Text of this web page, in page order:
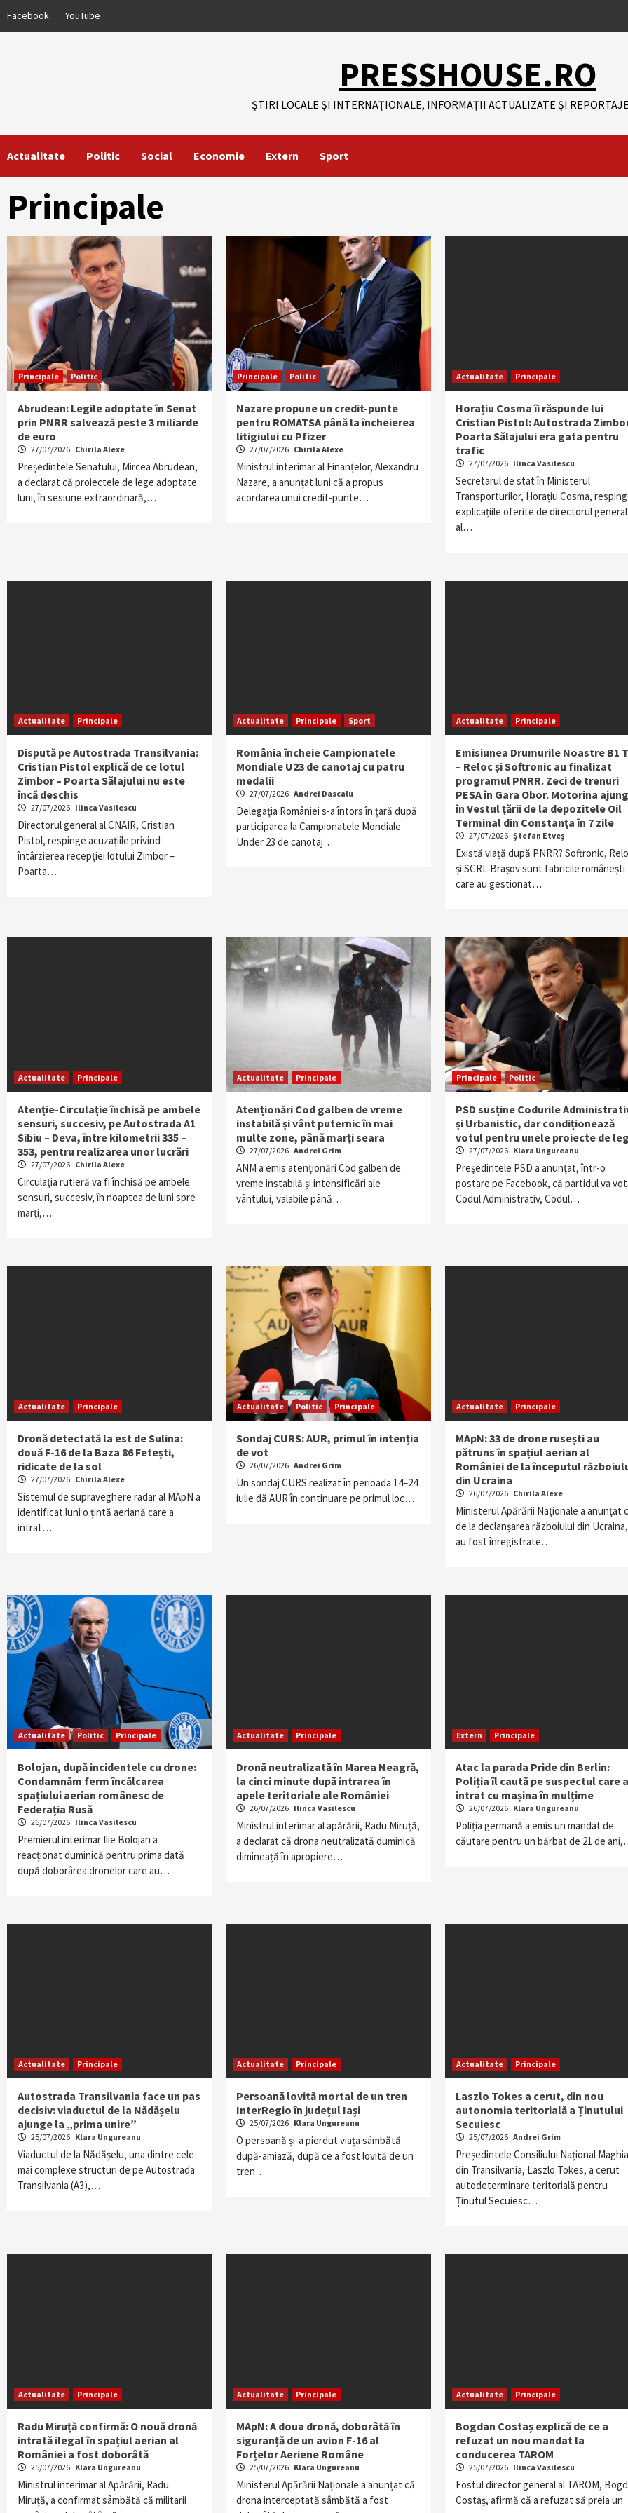
Facebook YouTube
PRESSHOUSE.RO
ȘTIRI LOCALE ȘI INTERNAȚIONALE, INFORMAȚII ACTUALIZATE ȘI
Actualitate Politic Social Economie Extern Sport
Principale
Principale Politic
Abrudean: Legile adoptate în Senat
prin PNRR salvează peste 3 miliarde
de euro
27/07/2026 Chirila Alexe
Președintele Senatului, Mircea Abrudean,
a declarat că proiectele de lege adoptate
luni, în sesiune extraordinară,…
Principale Politic
Nazare propune un credit-punte
pentru ROMATSA până la încheierea
litigiului cu Pfizer
27/07/2026 Chirila Alexe
Ministrul interimar al Finanțelor, Alexandru
Nazare, a anunțat luni că a propus
acordarea unui credit-punte…
Actualitate Principale
Horațiu Cosma îi răspunde lui
Cristian Pistol: Autostrada
Poarta Sălajului era gata pentru
trafic
27/07/2026 Ilinca Vasilescu
Secretarul de stat în Ministerul
Transporturilor, Horațiu Cosma,
explicațiile oferite de directorul general
al…
Actualitate Principale
Dispută pe Autostrada Transilvania:
Cristian Pistol explică de ce lotul
Zimbor – Poarta Sălajului nu este
încă deschis
27/07/2026 Ilinca Vasilescu
Directorul general al CNAIR, Cristian
Pistol, respinge acuzațiile privind
întârzierea recepției lotului Zimbor –
Poarta…
Actualitate Principale Sport
România încheie Campionatele
Mondiale U23 de canotaj cu patru
medalii
27/07/2026 Andrei Dascalu
Delegația României s-a întors în țară după
participarea la Campionatele Mondiale
Under 23 de canotaj…
Actualitate Principale
Emisiunea Drumurile Noastre B1
– Reloc și Softronic au finalizat
programul PNRR. Zeci de trenuri
PESA în Gara Obor. Motorina
în Vestul țării de la depozitele Oil
Terminal din Constanța în 7 zile
27/07/2026 Ștefan Etveș
Există viață după PNRR? Softronic,
și SCRL Brașov sunt fabricile românești
care au gestionat…
Actualitate Principale
Atenție-Circulaţie închisă pe ambele
sensuri, succesiv, pe Autostrada A1
Sibiu – Deva, între kilometrii 335 –
353, pentru realizarea unor lucrări
27/07/2026 Chirila Alexe
Circulaţia rutieră va fi închisă pe ambele
sensuri, succesiv, în noaptea de luni spre
marţi,…
Actualitate Principale
Atenționări Cod galben de vreme
instabilă și vânt puternic în mai
multe zone, până marți seara
27/07/2026 Andrei Grim
ANM a emis atenționări Cod galben de
vreme instabilă și intensificări ale
vântului, valabile până…
Principale Politic
PSD susține Codurile
și Urbanistic, dar condiționează
votul pentru unele proiecte de
27/07/2026 Klara Ungureanu
Președintele PSD a anunțat, într-o
postare pe Facebook, că partidul va
Codul Administrativ, Codul…
Actualitate Principale
Dronă detectată la est de Sulina:
două F-16 de la Baza 86 Fetești,
ridicate de la sol
27/07/2026 Chirila Alexe
Sistemul de supraveghere radar al MApN a
identificat luni o țintă aeriană care a
intrat…
Actualitate Politic Principale
Sondaj CURS: AUR, primul în intenția
de vot
26/07/2026 Andrei Grim
Un sondaj CURS realizat în perioada 14–24
iulie dă AUR în continuare pe primul loc…
Actualitate Principale
MApN: 33 de drone rusești au
pătruns în spațiul aerian al
României de la începutul
din Ucraina
26/07/2026 Chirila Alexe
Ministerul Apărării Naționale a anunțat
de la declanșarea războiului din Ucraina,
au fost înregistrate…
Actualitate Politic Principale
Bolojan, după incidentele cu drone:
Condamnăm ferm încălcarea
spațiului aerian românesc de
Federația Rusă
26/07/2026 Ilinca Vasilescu
Premierul interimar Ilie Bolojan a
reacționat duminică pentru prima dată
după doborârea dronelor care au…
Actualitate Principale
Dronă neutralizată în Marea Neagră,
la cinci minute după intrarea în
apele teritoriale ale României
26/07/2026 Ilinca Vasilescu
Ministrul interimar al apărării, Radu Miruță,
a declarat că drona neutralizată duminică
dimineață în apropiere…
Extern Principale
Atac la parada Pride din Berlin:
Poliția îl caută pe suspectul care a
intrat cu mașina în mulțime
26/07/2026 Klara Ungureanu
Poliția germană a emis un mandat de
căutare pentru un bărbat de 21 de
Actualitate Principale
Autostrada Transilvania face un pas
decisiv: viaductul de la Nădășelu
ajunge la „prima unire”
25/07/2026 Klara Ungureanu
Viaductul de la Nădășelu, una dintre cele
mai complexe structuri de pe Autostrada
Transilvania (A3),…
Actualitate Principale
Persoană lovită mortal de un tren
InterRegio în județul Iași
25/07/2026 Klara Ungureanu
O persoană și-a pierdut viața sâmbătă
după-amiază, după ce a fost lovită de un
tren…
Actualitate Principale
Laszlo Tokes a cerut, din nou
autonomia teritorială a Ținutului
Secuiesc
25/07/2026 Andrei Grim
Președintele Consiliului Național
din Transilvania, Laszlo Tokes, a cerut
autodeterminare teritorială pentru
Ținutul Secuiesc…
Actualitate Principale
Radu Miruță confirmă: O nouă dronă
intrată ilegal în spațiul aerian al
României a fost doborâtă
25/07/2026 Klara Ungureanu
Ministrul interimar al Apărării, Radu
Miruță, a confirmat sâmbătă că militarii
Actualitate Principale
MApN: A doua dronă, doborâtă în
siguranță de un avion F-16 al
Forțelor Aeriene Române
25/07/2026 Klara Ungureanu
Ministerul Apărării Naționale a anunțat că
drona interceptată sâmbătă a fost
Actualitate Principale
Bogdan Costaș explică de ce a
refuzat un nou mandat la
conducerea TAROM
25/07/2026 Ilinca Vasilescu
Fostul director general al TAROM,
Costaș, afirmă că a refuzat să preia un